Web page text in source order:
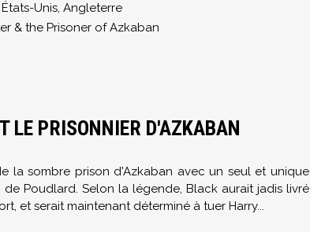
États-Unis, Angleterre
& the Prisoner of Azkaban
LE PRISONNIER D'AZKABAN
la sombre prison d'Azkaban avec un seul et unique
Poudlard. Selon la légende, Black aurait jadis livré
et serait maintenant déterminé à tuer Harry...